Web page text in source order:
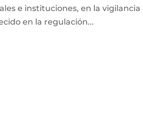
e instituciones, en la
en la regulación...